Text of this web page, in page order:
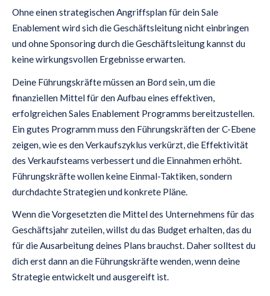
Ohne einen strategischen Angriffsplan für dein Sale
Enablement wird sich die Geschäftsleitung nicht einbringen
und ohne Sponsoring durch die Geschäftsleitung kannst du
keine wirkungsvollen Ergebnisse erwarten.
Deine Führungskräfte müssen an Bord sein, um die
finanziellen Mittel für den Aufbau eines effektiven,
erfolgreichen Sales Enablement Programms bereitzustellen.
Ein gutes Programm muss den Führungskräften der C-Ebene
zeigen, wie es den Verkaufszyklus verkürzt, die Effektivität
des Verkaufsteams verbessert und die Einnahmen erhöht.
Führungskräfte wollen keine Einmal-Taktiken, sondern
durchdachte Strategien und konkrete Pläne.
Wenn die Vorgesetzten die Mittel des Unternehmens für das
Geschäftsjahr zuteilen, willst du das Budget erhalten, das du
für die Ausarbeitung deines Plans brauchst. Daher solltest du
dich erst dann an die Führungskräfte wenden, wenn deine
Strategie entwickelt und ausgereift ist.